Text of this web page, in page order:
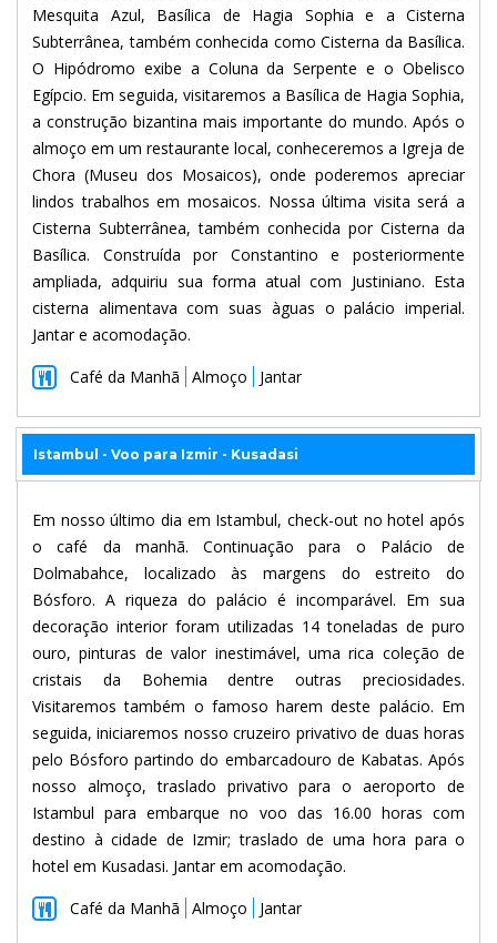
Mesquita Azul, Basílica de Hagia Sophia e a Cisterna
Subterrânea, também conhecida como Cisterna da Basílica.
O Hipódromo exibe a Coluna da Serpente e o Obelisco
Egípcio. Em seguida, visitaremos a Basílica de Hagia Sophia,
a construção bizantina mais importante do mundo. Após o
almoço em um restaurante local, conheceremos a Igreja de
Chora (Museu dos Mosaicos), onde poderemos apreciar
lindos trabalhos em mosaicos. Nossa última visita será a
Cisterna Subterrânea, também conhecida por Cisterna da
Basílica. Construída por Constantino e posteriormente
ampliada, adquiriu sua forma atual com Justiniano. Esta
cisterna alimentava com suas àguas o palácio imperial.
Jantar e acomodação.
Café da Manhã
Almoço Jantar
Istambul - Voo para Izmir - Kusadasi
Em nosso último dia em Istambul, check-out no hotel após
o café da manhã. Continuação para o Palácio de
Dolmabahce, localizado às margens do estreito do
Bósforo. A riqueza do palácio é incomparável. Em sua
decoração interior foram utilizadas 14 toneladas de puro
ouro, pinturas de valor inestimável, uma rica coleção de
cristais da Bohemia dentre outras preciosidades.
Visitaremos também o famoso harem deste palácio. Em
seguida, iniciaremos nosso cruzeiro privativo de duas horas
pelo Bósforo partindo do embarcadouro de Kabatas. Após
nosso almoço, traslado privativo para o aeroporto de
Istambul para embarque no voo das 16.00 horas com
destino à cidade de Izmir; traslado de uma hora para o
hotel em Kusadasi. Jantar em acomodação.
Café da Manhã
Almoço Jantar